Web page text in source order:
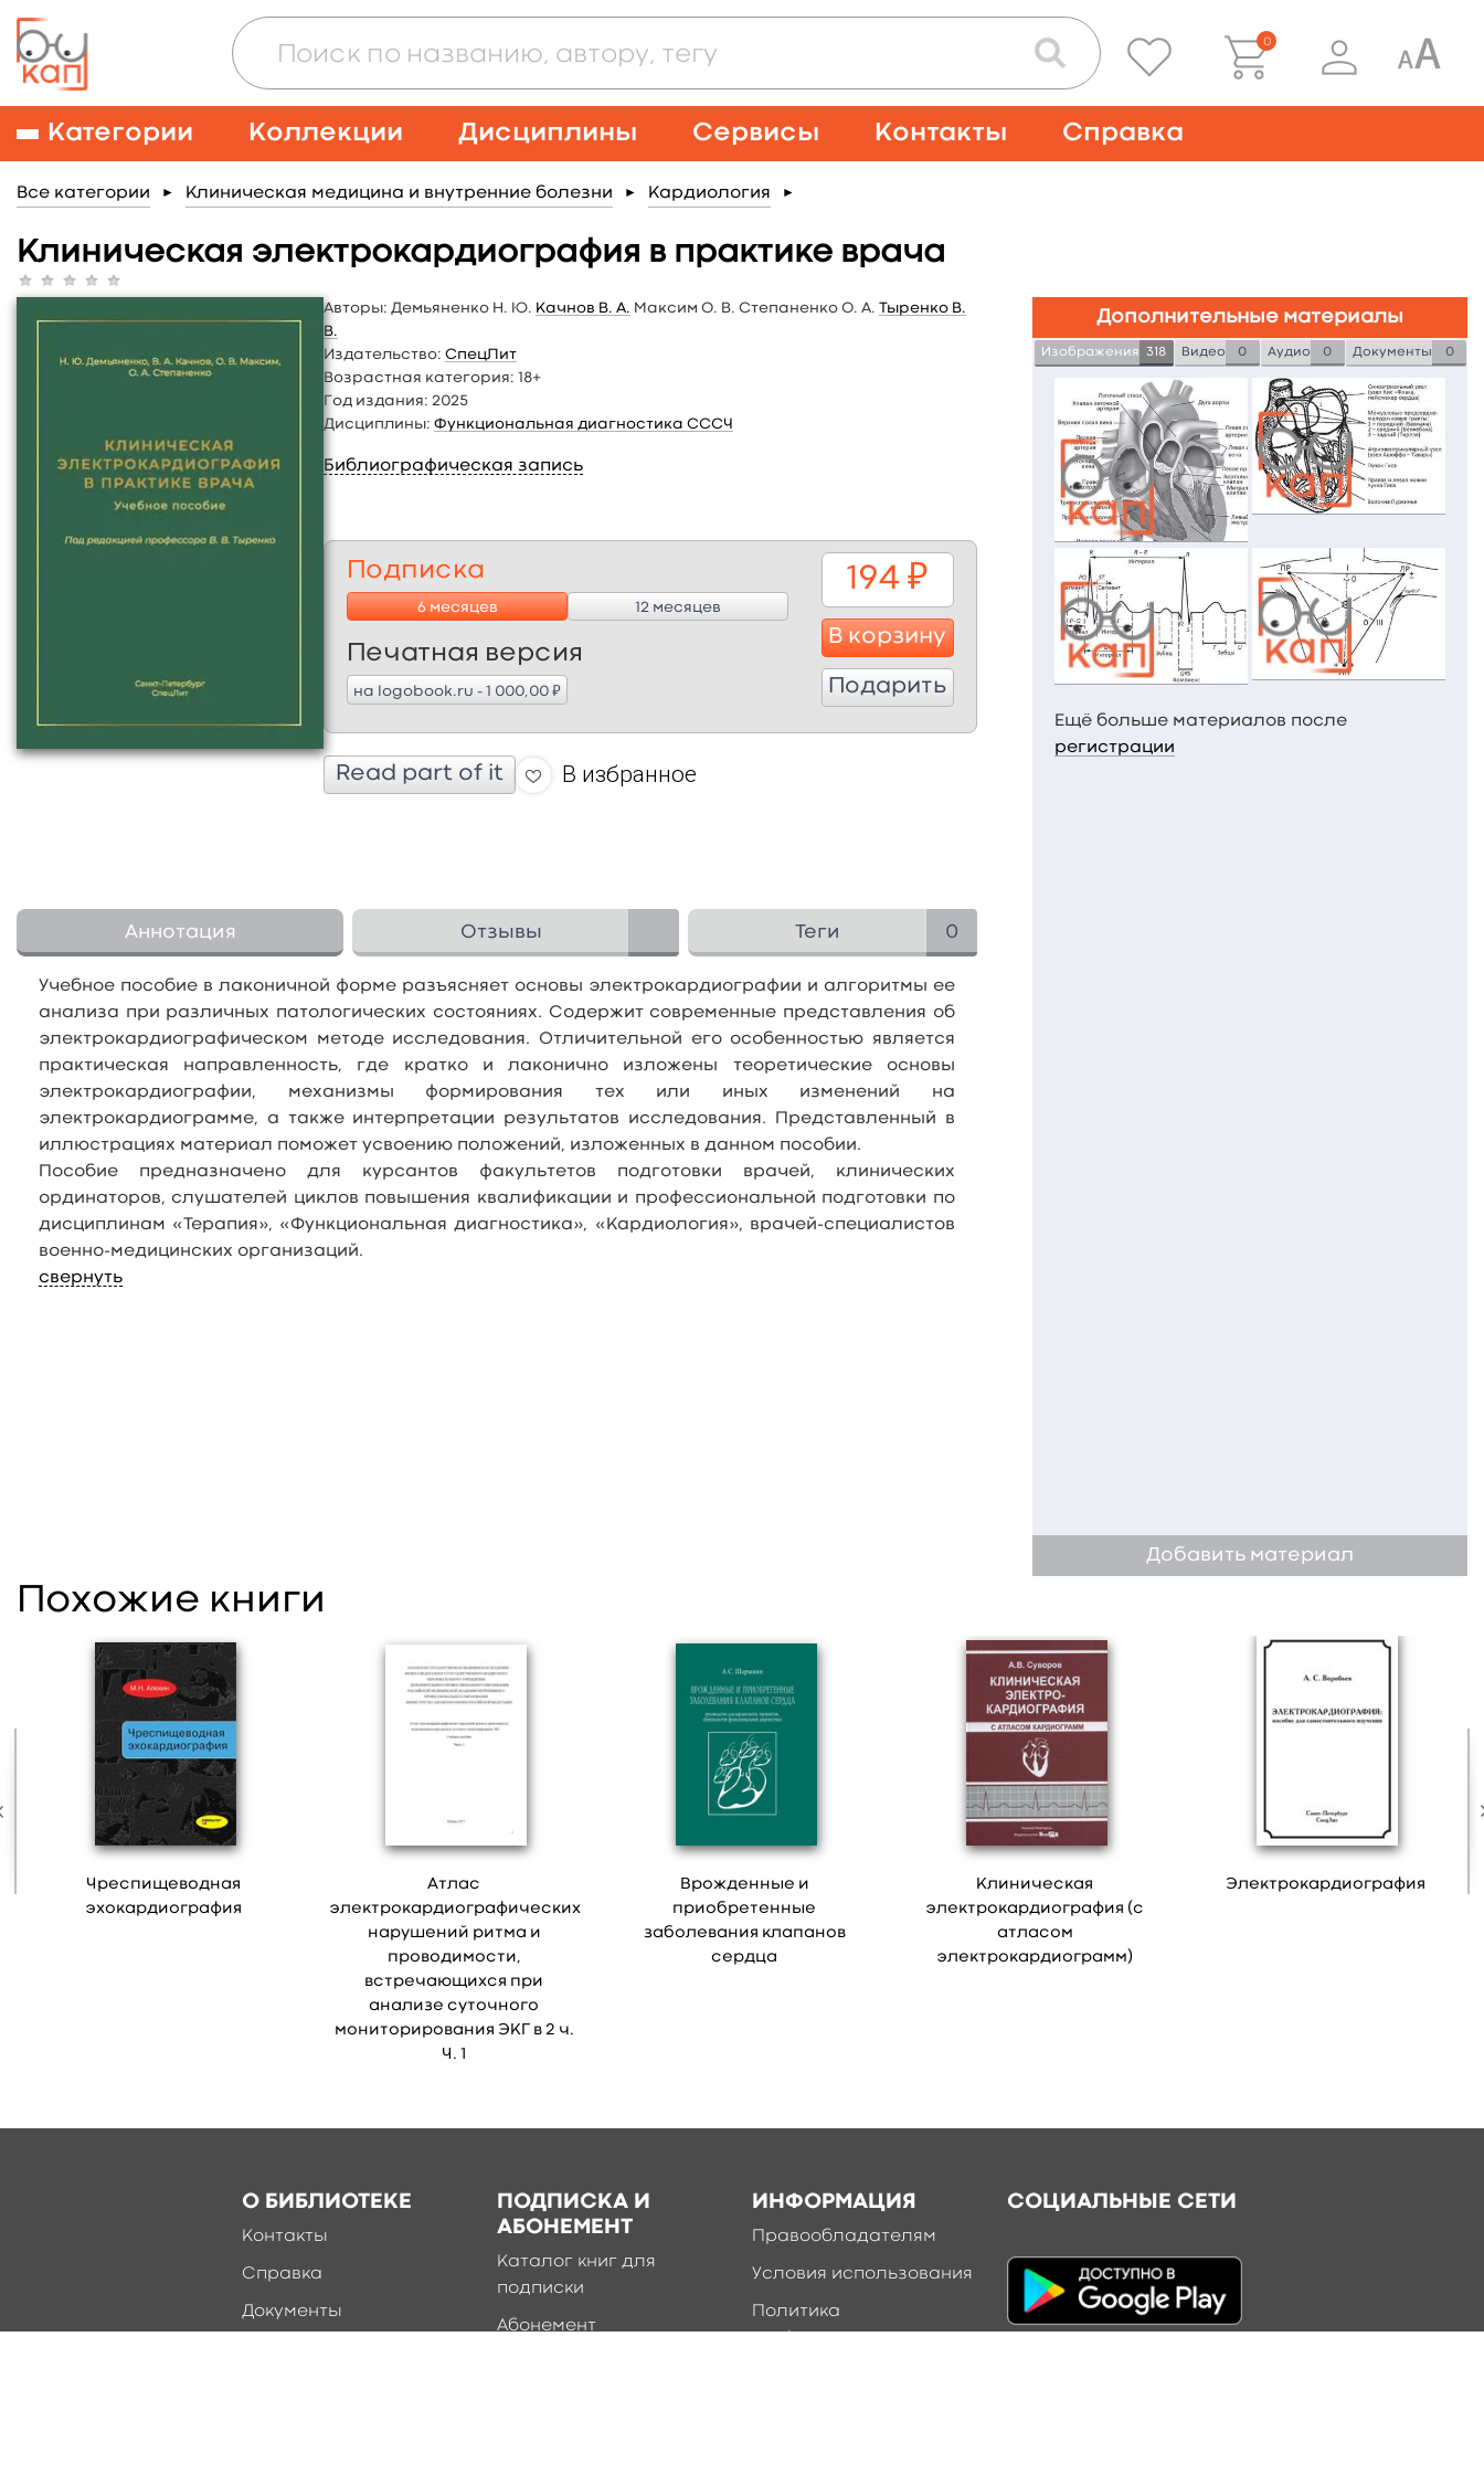
0
Категории Коллекции Дисциплины Сервисы Контакты Справка
Все категории ► Клиническая медицина и внутренние болезни ► Кардиология ►
Клиническая электрокардиография в практике врача
Авторы: Демьяненко Н. Ю. Качнов В. А. Максим О. В. Степаненко О. А.Тыренко В.
В.
Издательство: СпецЛит
Возрастная категория: 18+
Год издания: 2025
Дисциплины: Функциональная диагностика СССЧ
Библиографическая запись
Подписка
6 месяцев 12 месяцев
Печатная версия
на logobook.ru - 1 000,00₽
194 ₽
В корзину
Подарить
Read part of it В избранное
Аннотация Отзывы Теги 0
Учебное пособие в лаконичной форме разъясняет основы электрокардиографии и алгоритмы ее
анализа при различных патологических состояниях. Содержит современные представления об
электрокардиографическом методе исследования. Отличительной его особенностью является
практическая направленность, где кратко и лаконично изложены теоретические основы
электрокардиографии, механизмы формирования тех или иных изменений на
электрокардиограмме, а также интерпретации результатов исследования. Представленный в
иллюстрациях материал поможет усвоению положений, изложенных в данном пособии.
Пособие предназначено для курсантов факультетов подготовки врачей, клинических
ординаторов, слушателей циклов повышения квалификации и профессиональной подготовки по
дисциплинам «Терапия», «Функциональная диагностика», «Кардиология», врачей-специалистов
военно-медицинских организаций.
свернуть
Дополнительные материалы
Изображения 318 Видео 0 Аудио 0 Документы 0
Ещё больше материалов после
регистрации
Добавить материал
Похожие книги
Чреспищеводная
эхокардиография
Атлас
электрокардиографических
нарушений ритма и
проводимости,
встречающихся при
анализе суточного
мониторирования ЭКГ в 2 ч.
Ч. 1
Врожденные и
приобретенные
заболевания клапанов
сердца
Клиническая
электрокардиография (с
атласом
электрокардиограмм)
Электрокардиография
О БИБЛИОТЕКЕ
Контакты
Справка
Документы
ПОДПИСКА И
АБОНЕМЕНТ
Каталог книг для
подписки
Абонемент
ИНФОРМАЦИЯ
Правообладателям
Условия использования
Политика
СОЦИАЛЬНЫЕ СЕТИ